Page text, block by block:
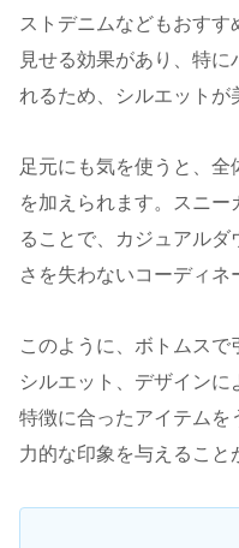
ストデニムなどもおすす
見せる効果があり、特に
れるため、シルエットが
足元にも気を使うと、
を加えられます。スニ
ることで、カジュアル
さを失わないコーディネ
このように、ボトムス
シルエット、デザイン
特徴に合ったアイテムを
力的な印象を与えること